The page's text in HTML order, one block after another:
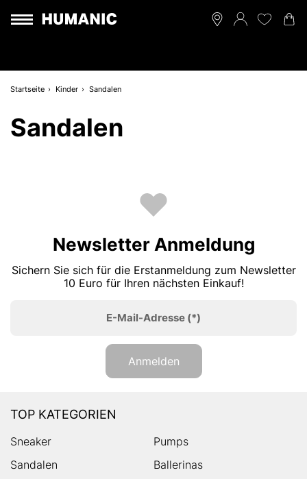
Startseite Kinder Sandalen
Sandalen
Newsletter Anmeldung
Sichern Sie sich für die Erstanmeldung zum Newsletter
10 Euro für Ihren nächsten Einkauf!
E-Mail-Adresse (*)
Anmelden
TOP KATEGORIEN
Sneaker
Pumps
Sandalen
Ballerinas